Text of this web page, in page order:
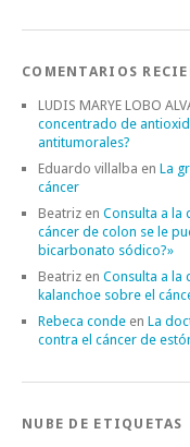
COMENTARIOS
LUDIS MARYE LOBO
concentrado de
antitumorales?
Eduardo villalba en La
cáncer
Beatriz en Consulta a la
cáncer de colon se le
bicarbonato sódico?»
Beatriz en Consulta a la
kalanchoe sobre el
Rebeca conde en La
contra el cáncer de
NUBE DE ETIQUETAS